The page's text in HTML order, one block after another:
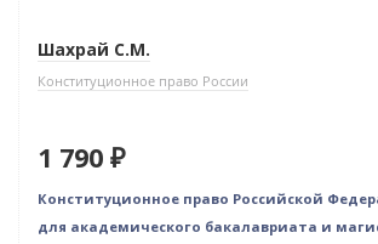
Шахрай С.М.
Конституционное право России
1 790 ₽
Конституционное право Российской
для академического бакалавриата и